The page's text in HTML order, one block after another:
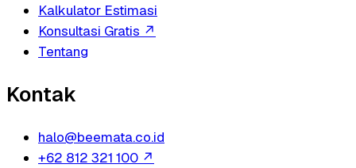
Kalkulator Estimasi
Konsultasi Gratis ↗
Tentang
Kontak
halo@beemata.co.id
+62 812 321 100 ↗